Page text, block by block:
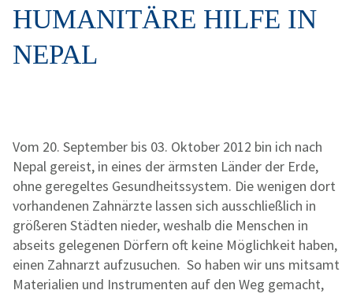
HUMANITÄRE HILFE IN
NEPAL
Vom 20. September bis 03. Oktober 2012 bin ich nach
Nepal gereist, in eines der ärmsten Länder der Erde,
ohne geregeltes Gesundheitssystem. Die wenigen dort
vorhandenen Zahnärzte lassen sich ausschließlich in
größeren Städten nieder, weshalb die Menschen in
abseits gelegenen Dörfern oft keine Möglichkeit haben,
einen Zahnarzt aufzusuchen. So haben wir uns mitsamt
Materialien und Instrumenten auf den Weg gemacht,